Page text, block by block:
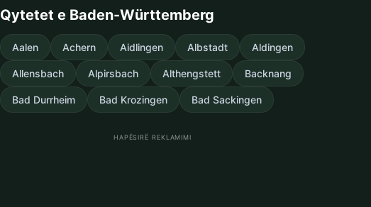
Qytetet e Baden-Württemberg
Aalen Achern Aidlingen Albstadt Aldingen
Allensbach Alpirsbach Althengstett Backnang
Bad Durrheim Bad Krozingen Bad Sackingen
HAPËSIRË REKLAMIMI